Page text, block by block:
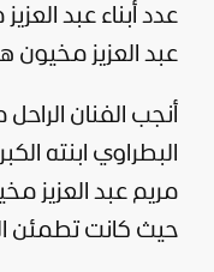
عدد أبناء عبد
عبد العزيز مخيون هم 5
أنجب الفنان
البطراوي ابنته
مريم عبد العزيز
حيث كانت تطمئن